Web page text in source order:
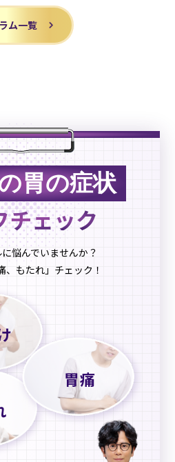
ム一覧
胃の症状
チェック
悩んでいませんか？
、もたれ」チェック！
胃痛